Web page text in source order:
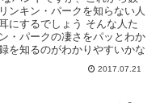
ンキン・パークを知らない人
にするでしょう そんな人た
・パークの凄さをパッとわか
を知るのがわかりやすいかな
2017.07.21